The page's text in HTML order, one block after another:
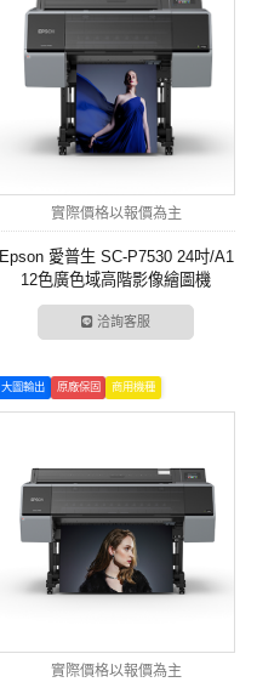
實際價格以報價為主
Epson 愛普生 SC-P7530 24吋/A1
12色廣色域高階影像繪圖機
洽詢客服
大圖輸出 原廠保固 商用機種
實際價格以報價為主